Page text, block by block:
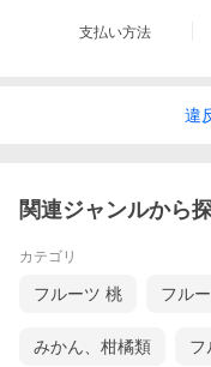
支払い方法
違
関連ジャンルから
カテゴリ
フルーツ 桃 フル
みかん、柑橘類 フ